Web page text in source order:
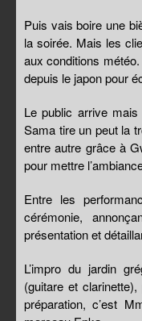
Puis vais boire une
la soirée. Mais les
aux conditions
depuis le japon pour
Le public arrive
Sama tire un peut la
entre autre grâce à
pour mettre
Entre les
cérémonie,
présentation et
L’impro du jardin
(guitare et
préparation, c’est